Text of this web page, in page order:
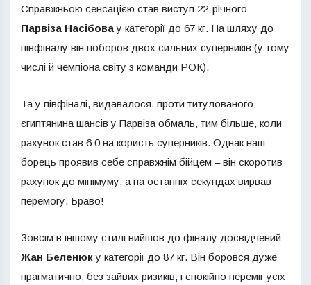
Справжньою сенсацією став виступ 22-річного
Парвіза Насібовау категорії до 67 кг. На шляху до
півфіналу він поборов двох сильних суперників (у тому
числі й чемпіона світу з команди РОК).
Та у півфіналі, видавалося, проти титулованого
єгиптянина шансів у Парвіза обмаль, тим більше, коли
рахунок став 6:0 на користь суперників. Однак наш
борець проявив себе справжнім бійцем – він скоротив
рахунок до мінімуму, а на останніх секундах вирвав
перемогу. Браво!
Зовсім в іншому стилі вийшов до фіналу досвідчений
Жан Беленюку категорії до 87 кг. Він боровся дуже
прагматично, без зайвих ризиків, і спокійно переміг усіх